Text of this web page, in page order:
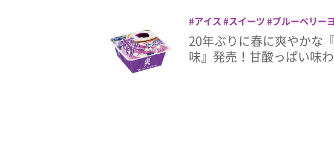
アイス スイーツ ブルーベリー
20年ぶりに春に爽やかな
味』発売！甘酸っぱい味